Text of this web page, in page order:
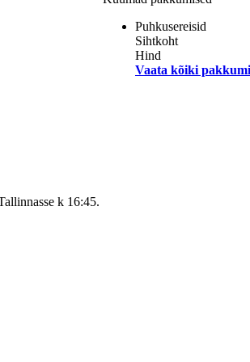
k 16:45.
Puhkusereisid
Sihtkoht
Hind
Vaata kõiki